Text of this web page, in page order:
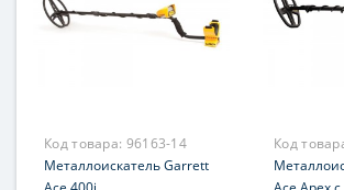
Код товара: 96163-14
Металлоискатель Garrett
Код